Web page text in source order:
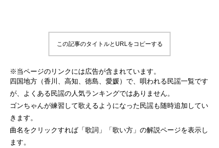
この記事のタイトルとURLをコピーする
※当ページのリンクには広告が含まれています。
四国地方（香川、高知、徳島、愛媛）で、唄われる民謡一覧です
が、よくある民謡の人気ランキングではありません。
ゴンちゃんが練習して歌えるようになった民謡も随時追加してい
きます。
曲名をクリックすれば「歌詞」「歌い方」の解説ページを表示し
ます。